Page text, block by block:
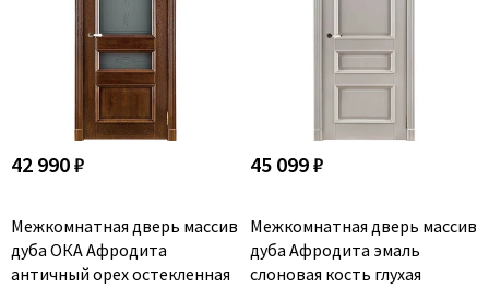
42 990 ₽
Межкомнатная дверь массив
дуба ОКА Афродита
античный орех остекленная
45 099 ₽
Межкомнатная дверь массив
дуба Афродита эмаль
слоновая кость глухая